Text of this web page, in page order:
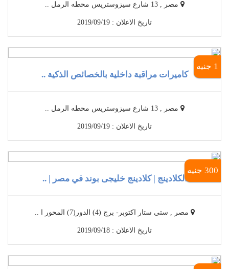
مصر , 13 شارع سيزوستريس محطه الرمل ..
تاريخ الاعلان : 2019/09/19
1 جنيه
كاميرات مراقبة داخلية بالخصائص الذكية ..
مصر , 13 شارع سيزوستريس محطه الرمل ..
تاريخ الاعلان : 2019/09/19
300 جنيه
الكلادينج | كلادينج خليجى بوند في مصر | ..
مصر , ستى ستار اكتوبر- برج (4) الدور(7) المحور ا ..
تاريخ الاعلان : 2019/09/18